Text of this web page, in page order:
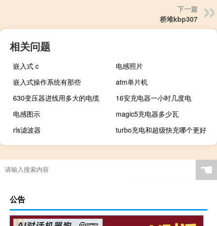
下一篇
桥堆kbp307
相关问题
嵌入式 c
电感照片
嵌入式操作系统有那些
atm单片机
630变压器进线用多大的电缆
16安充电器一小时几度电
电感图示
magic5充电器多少瓦
rls滤波器
turbo充电和超级快充哪个更好
☚
公告